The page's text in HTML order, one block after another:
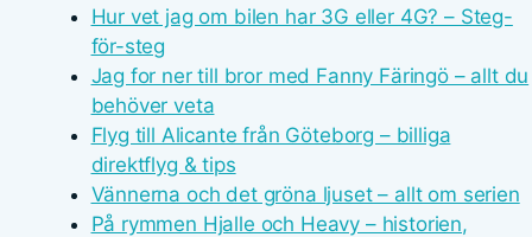
Hur vet jag om bilen har 3G eller 4G? – Steg-
för-steg
Jag for ner till bror med Fanny Färingö – allt du
behöver veta
Flyg till Alicante från Göteborg – billiga
direktflyg & tips
Vännerna och det gröna ljuset – allt om serien
På rymmen Hjalle och Heavy – historien,